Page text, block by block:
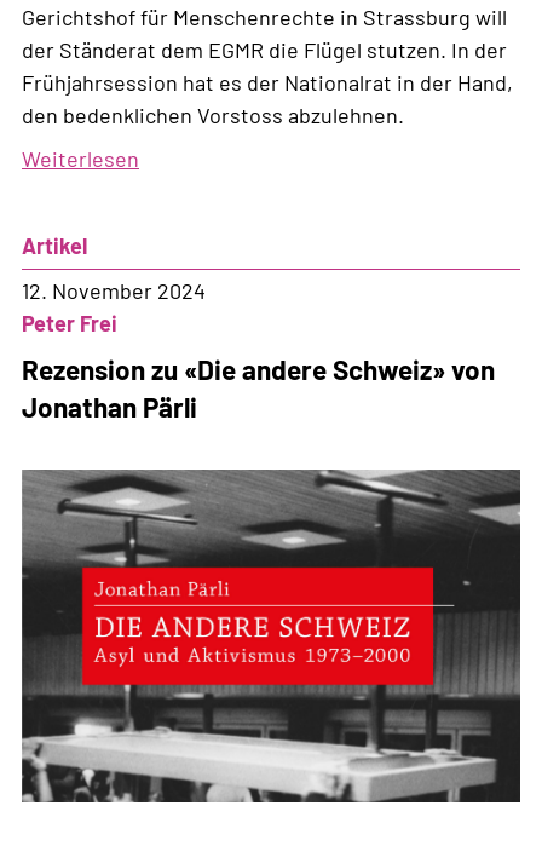
Gerichtshof für Menschenrechte in Strassburg will
der Ständerat dem EGMR die Flügel stutzen. In der
Frühjahrsession hat es der Nationalrat in der Hand,
den bedenklichen Vorstoss abzulehnen.
Weiterlesen
fliegend,
abgelehnt
Artikel
12. November 2024
Peter Frei
Rezension zu «Die andere Schweiz» von
Jonathan Pärli